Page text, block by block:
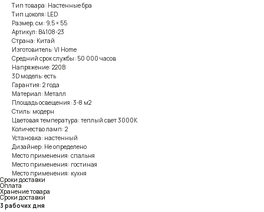
Тип товара: Настенные бра
Тип цоколя: LED
Размер, см: 9,5 × 55
Артикул: B4108-23
Страна: Китай
Изготовитель: VI Home
Средний срок службы: 50 000 часов
Напряжение: 220В
3D модель: есть
Гарантия: 2 года
Материал: Металл
Площадь освещения: 3-8 м2
Стиль: модерн
Цветовая температура: теплый свет 3000К
Количество ламп: 2
Установка: настенный
Дизайнер: Не определено
Место применения: спальня
Место применения: гостиная
Место применения: кухня
Сроки доставки
Оплата
Хранение товара
Сроки доставки
3 рабочих дня